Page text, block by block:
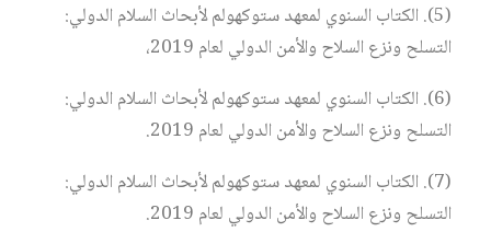
(5). الكتاب السنوي لمعهد ستوكهولم لأبحاث السلام الدولي:
التسلح ونزع السلاح والأمن الدولي لعام 2019،
(6). الكتاب السنوي لمعهد ستوكهولم لأبحاث السلام الدولي:
التسلح ونزع السلاح والأمن الدولي لعام 2019.
(7). الكتاب السنوي لمعهد ستوكهولم لأبحاث السلام الدولي:
التسلح ونزع السلاح والأمن الدولي لعام 2019.